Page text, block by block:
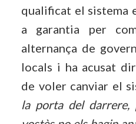
qualificat el sistema
a garantia per
alternança de
locals i ha acusat
de voler canviar el
la porta del